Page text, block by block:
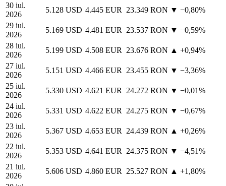
30 iul.
2026
5.128 USD 4.445 EUR 23.349 RON ▼ −0,80%
29 iul.
2026
5.169 USD 4.481 EUR 23.537 RON ▼ −0,59%
28 iul.
2026
5.199 USD 4.508 EUR 23.676 RON ▲ +0,94%
27 iul.
2026
5.151 USD 4.466 EUR 23.455 RON ▼ −3,36%
25 iul.
2026
5.330 USD 4.621 EUR 24.272 RON ▼ −0,01%
24 iul.
2026
5.331 USD 4.622 EUR 24.275 RON ▼ −0,67%
23 iul.
2026
5.367 USD 4.653 EUR 24.439 RON ▲ +0,26%
22 iul.
2026
5.353 USD 4.641 EUR 24.375 RON ▼ −4,51%
21 iul.
2026
5.606 USD 4.860 EUR 25.527 RON ▲ +1,80%